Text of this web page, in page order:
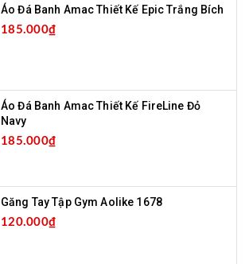
Áo Đá Banh Amac Thiết Kế Epic Trắng Bích
185.000₫
Áo Đá Banh Amac Thiết Kế FireLine Đỏ
Navy
185.000₫
Găng Tay Tập Gym Aolike 1678
120.000₫